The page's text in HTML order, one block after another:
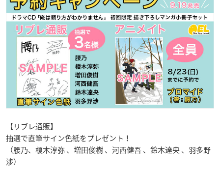
【リブレ通販】
抽選で直筆サイン色紙をプレゼント！
（腰乃、榎木淳弥 、増田俊樹 、河西健吾 、鈴木達央 、羽多野
渉）